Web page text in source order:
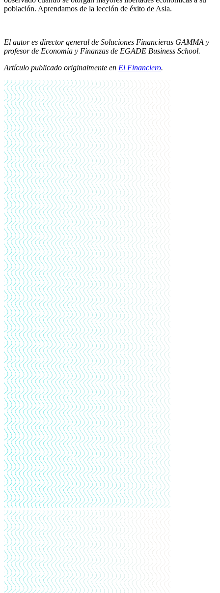
población. Aprendamos de la lección de éxito de Asia.
El autor es director general de Soluciones Financieras GAMMA y
profesor de Economía y Finanzas de EGADE Business School.
Artículo publicado originalmente en El Financiero.